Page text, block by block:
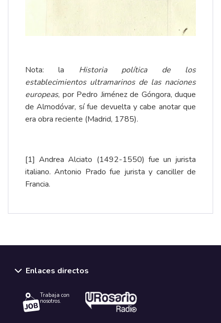
Nota: la Historia política de los
establecimientos ultramarinos de las naciones
europeas, por Pedro Jiménez de Góngora, duque
de Almodóvar, sí fue devuelta y cabe anotar que
era obra reciente (Madrid, 1785).
[1] Andrea Alciato (1492-1550) fue un jurista
italiano. Antonio Prado fue jurista y canciller de
Francia.
Enlaces directos
Trabaja con
nosotros.